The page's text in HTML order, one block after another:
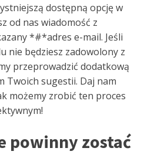
dostępną opcję w
od nas wiadomość z
*#*adres e-mail. Jeśli
nie będziesz zadowolony z
przeprowadzić dodatkową
Twoich sugestii. Daj nam
możemy zrobić ten proces
powinny zostać